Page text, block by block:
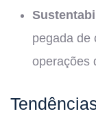
pegada de
operações